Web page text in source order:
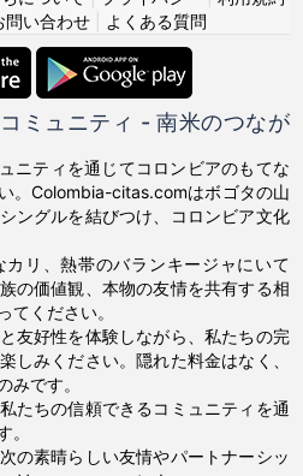
問い合わせ| よくある質問
ミュニティ - 南米のつなが
ニティを通じてコロンビアのもてな
。Colombia-citas.comはボゴタの山
ングルを結びつけ、コロンビア文化
リ、熱帯のバランキージャにいて
の価値観、本物の友情を共有する相
てください。
友好性を体験しながら、私たちの完
しみください。隠れた料金はなく、
みです。
たちの信頼できるコミュニティを通
。
の素晴らしい友情やパートナーシッ